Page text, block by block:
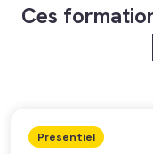
Ces
Présentiel